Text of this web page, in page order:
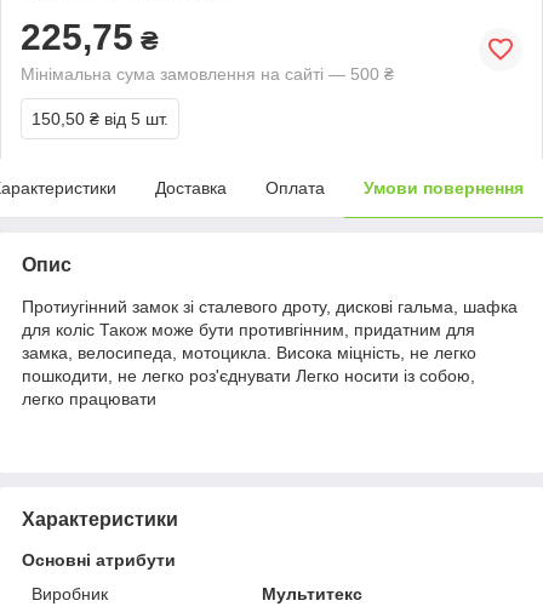
225,75 ₴
Мінімальна сума замовлення на сайті — 500 ₴
150,50 ₴ від 5 шт.
Доставка Оплата Умови повернення
Опис
Протиугінний замок зі сталевого дроту, дискові гальма, шафка
для коліс Також може бути противгінним, придатним для
замка, велосипеда, мотоцикла. Висока міцність, не легко
пошкодити, не легко роз'єднувати Легко носити із собою,
легко працювати
Характеристики
Основні атрибути
Виробник
Мультитекс